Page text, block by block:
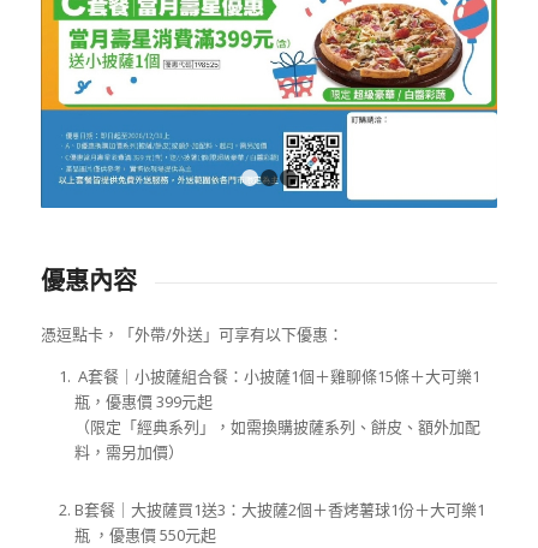
優惠內容
憑逗點卡，「外帶/外送」可享有以下優惠：
A套餐｜小披薩組合餐：小披薩1個＋雞聊條15條＋大可樂1
瓶，優惠價 399元起
（限定「經典系列」，如需換購披薩系列、餅皮、額外加配
料，需另加價）
B套餐｜大披薩買1送3：大披薩2個＋香烤薯球1份＋大可樂1
瓶 ，優惠價 550元起